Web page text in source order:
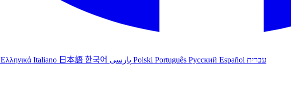
Ελληνικά Italiano 日本語 한국어 Polski Português Русский Español עברית